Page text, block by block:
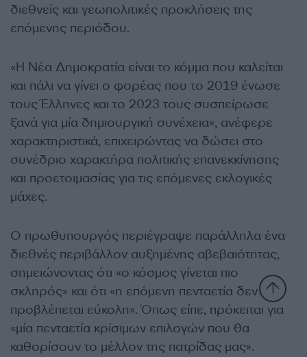
διεθνείς και γεωπολιτικές προκλήσεις της
επόμενης περιόδου.
«Η Νέα Δημοκρατία είναι το κόμμα που καλείται
και πάλι να γίνει ο φορέας που το 2019 ένωσε
τους Έλληνες και το 2023 τους συσπείρωσε
ξανά για μία δημιουργική συνέχεια», ανέφερε
χαρακτηριστικά, επιχειρώντας να δώσει στο
συνέδριο χαρακτήρα πολιτικής επανεκκίνησης
και προετοιμασίας για τις επόμενες εκλογικές
μάχες.
Ο πρωθυπουργός περιέγραψε παράλληλα ένα
διεθνές περιβάλλον αυξημένης αβεβαιότητας,
σημειώνοντας ότι «ο κόσμος γίνεται πιο
σκληρός» και ότι «η επόμενη πενταετία δεν
προβλέπεται εύκολη». Όπως είπε, πρόκειται για
«μία πενταετία κρίσιμων επιλογών που θα
καθορίσουν το μέλλον της πατρίδας μας».